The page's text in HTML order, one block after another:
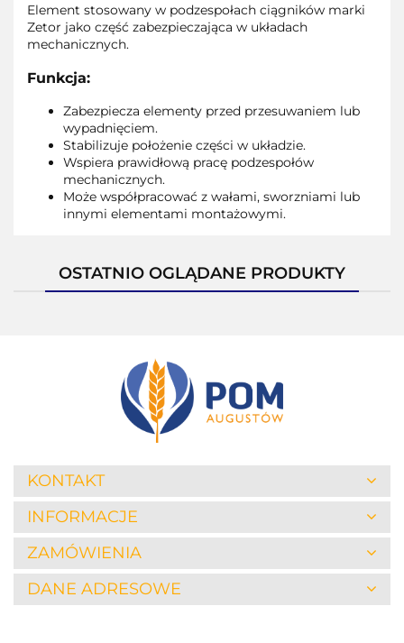
Element stosowany w podzespołach ciągników marki
Zetor jako część zabezpieczająca w układach
mechanicznych.
Funkcja:
Zabezpiecza elementy przed przesuwaniem lub
wypadnięciem.
Stabilizuje położenie części w układzie.
Wspiera prawidłową pracę podzespołów
mechanicznych.
Może współpracować z wałami, sworzniami lub
innymi elementami montażowymi.
OSTATNIO OGLĄDANE PRODUKTY
KONTAKT
INFORMACJE
ZAMÓWIENIA
DANE ADRESOWE